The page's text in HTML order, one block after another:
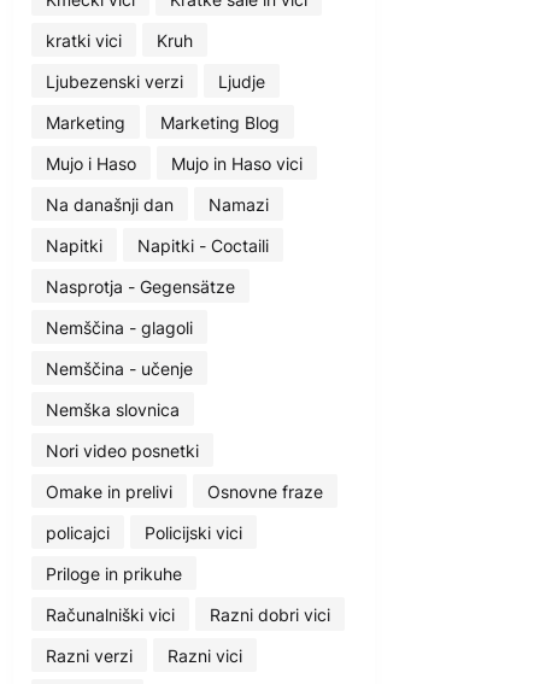
kratki vici
Kruh
Ljubezenski verzi
Ljudje
Marketing
Marketing Blog
Mujo i Haso
Mujo in Haso vici
Na današnji dan
Namazi
Napitki
Napitki - Coctaili
Nasprotja - Gegensätze
Nemščina - glagoli
Nemščina - učenje
Nemška slovnica
Nori video posnetki
Omake in prelivi
Osnovne fraze
policajci
Policijski vici
Priloge in prikuhe
Računalniški vici
Razni dobri vici
Razni verzi
Razni vici